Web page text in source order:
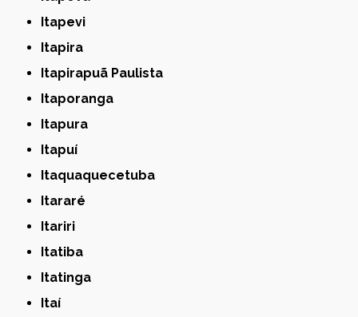
Itapevi
Itapira
Itapirapuã Paulista
Itaporanga
Itapura
Itapuí
Itaquaquecetuba
Itararé
Itariri
Itatiba
Itatinga
Itaí